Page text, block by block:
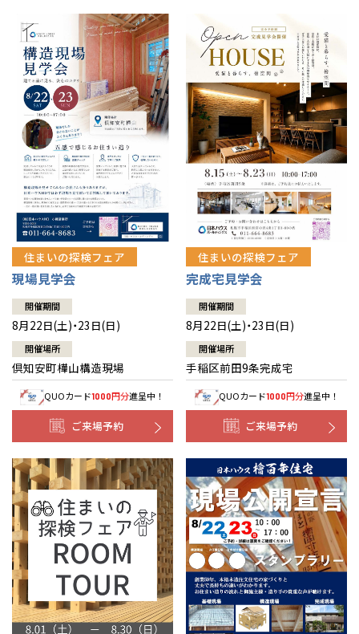
住まいの探検フェア
現場見学会
開催期間
8月22日(土)・23日(日)
開催場所
倶知安町樺山構造現場
QUOカード1000円分進呈中！
ご来場予約
住まいの探検フェア
完成宅見学会
開催期間
8月22日(土)・23日(日)
開催場所
手稲区前田9条完成宅
QUOカード1000円分進呈中！
ご来場予約
全国の展示場
北海道
札幌
道央
道北
道南
道東
東北
青森
秋田
岩手
山形
宮城
福島
甲信越・北陸
新潟
山梨
長野
富山
石川
福井
関東
東京
神奈川
埼玉
千葉
茨城
栃木
群馬
東海
愛知
岐阜
静岡
三重
近畿
大阪
京都
兵庫
奈良
滋賀
和歌山
中国・四国
岡山
香川
愛媛
鳥取
島根
広島
九州
福岡
佐賀
熊本
大分
宮崎
分譲マンション
※現住所のある都道府県以外の建築予定地の方でも現住所の有るお近
くの展示場又は店舗にお問合せください。移住の計画の方もご相談対
応します。お気軽にご相談ください。
お近くのイベント
北海道
札幌
札幌
小樽
道央
苫小牧千歳
小樽
道北
道南
道東
釧路
東北
青森県
八戸
青森
秋田県
秋田
岩手県
山形県
宮城県
仙台
福島県
会津
甲信越・北陸
新潟県
長岡
山梨県
長野県
富山県
富山
石川県
福井県
福井
関東
東京都
神奈川県
相模
埼玉県
埼玉
千葉県
千葉
柏
茨城県
水戸
栃木県
宇都宮
小山
群馬県
群馬
伊勢崎
東海
愛知県
岐阜県
岐阜
静岡県
三重県
四日市
近畿
大阪府
大阪
京都府
京都
兵庫県
姫路
奈良県
奈良
中国・四国
岡山県
岡山
愛媛県
松山
九州
福岡県
福岡
佐賀県
佐賀
熊本県
熊本
大分県
大分
宮崎県
宮崎
鹿児島県
鹿児島